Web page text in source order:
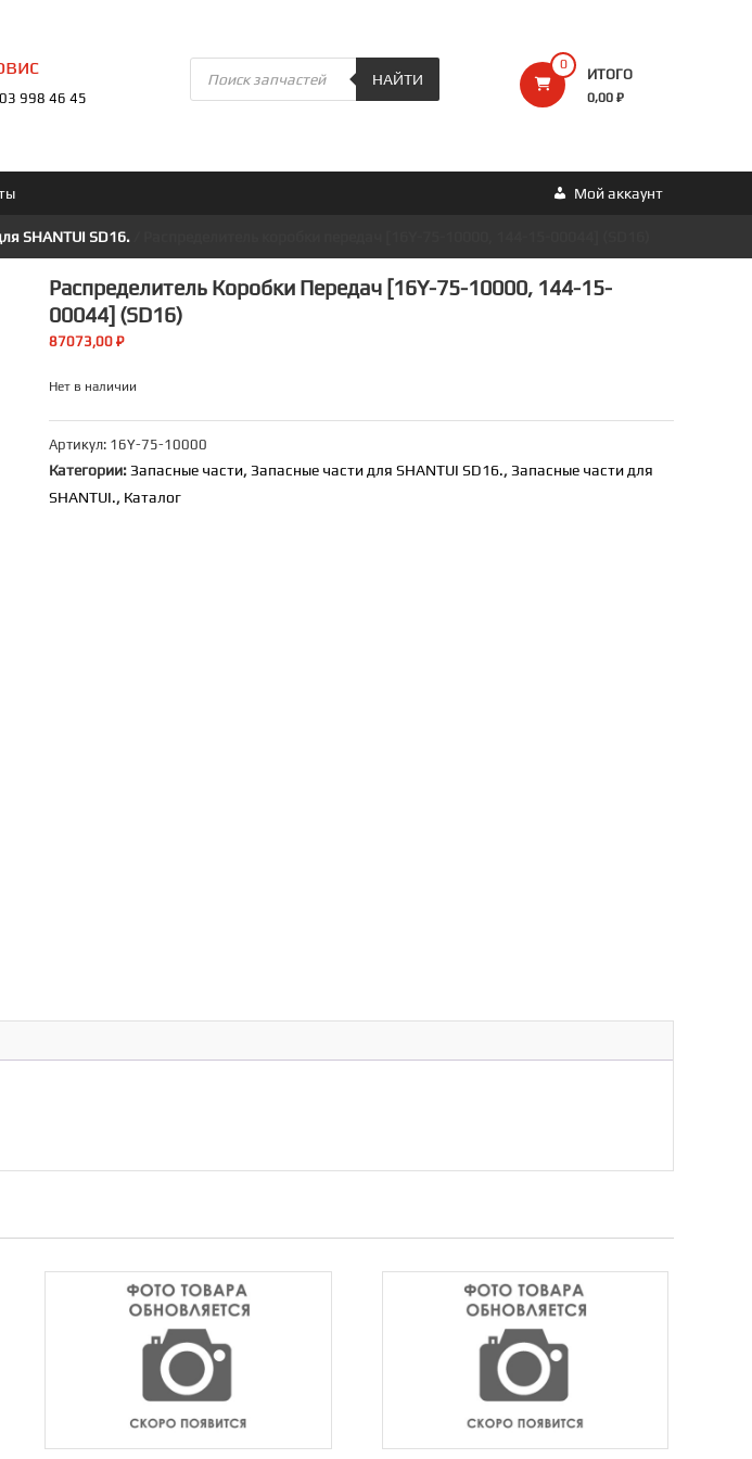
0
ИТОГО
0,00 ₽
998 46 45
Поиск
товаров
НАЙТИ
Мой аккаунт
SHANTUI SD16.
Распределитель Коробки Передач [16Y-75-10000, 144-15-
00044] (SD16)
87073,00 ₽
Нет в наличии
Артикул: 16Y-75-10000
Категории: Запасные части, Запасные части для SHANTUI SD16., Запасные части для
SHANTUI., Каталог